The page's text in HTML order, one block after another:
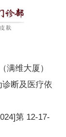
满维大厦）
断及医疗依
第 12-17-